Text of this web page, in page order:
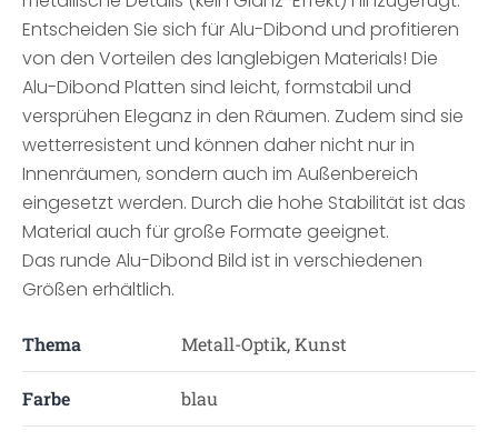
Entscheiden Sie sich für Alu-Dibond und profitieren
von den Vorteilen des langlebigen Materials! Die
Alu-Dibond Platten sind leicht, formstabil und
versprühen Eleganz in den Räumen. Zudem sind sie
wetterresistent und können daher nicht nur in
Innenräumen, sondern auch im Außenbereich
eingesetzt werden. Durch die hohe Stabilität ist das
Material auch für große Formate geeignet.
Das runde Alu-Dibond Bild ist in verschiedenen
Größen erhältlich.
Thema Metall-Optik, Kunst
Farbe blau